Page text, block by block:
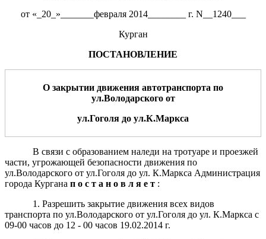
от «_20_»_______февраля 2014________ г. N__1240___
Курган
ПОСТАНОВЛЕНИЕ
О закрытии движения автотранспорта по
ул.Володарского от
ул.Гоголя до ул.К.Маркса
В связи с образованием наледи на тротуаре и проезжей
части, угрожающей безопасности движения по
ул.Володарского от ул.Гоголя до ул. К.Маркса Администрация
города Кургана п о с т а н о в л я е т :
1. Разрешить закрытие движения всех видов
транспорта по ул.Володарского от ул.Гоголя до ул. К.Маркса с
09-00 часов до 12 - 00 часов 19.02.2014 г.